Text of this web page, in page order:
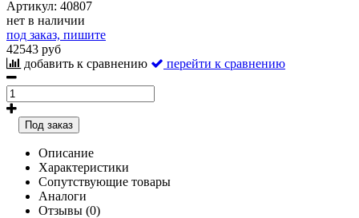
Артикул: 40807
нет в наличии
под заказ, пишите
42543 руб
добавить к сравнению
перейти к сравнению
Под заказ
Описание
Характеристики
Сопутствующие товары
Аналоги
Отзывы (0)